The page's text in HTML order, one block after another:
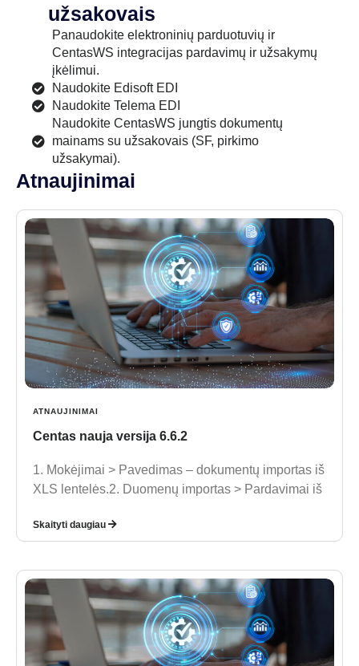
užsakovais
Panaudokite elektroninių parduotuvių ir
CentasWS integracijas pardavimų ir užsakymų
įkėlimui.
Naudokite Edisoft EDI
Naudokite Telema EDI
Naudokite CentasWS jungtis dokumentų
mainams su užsakovais (SF, pirkimo
užsakymai).
Atnaujinimai
ATNAUJINIMAI
Centas nauja versija 6.6.2
1. Mokėjimai > Pavedimas – dokumentų importas iš
XLS lentelės.2. Duomenų importas > Pardavimai iš
Skaityti daugiau